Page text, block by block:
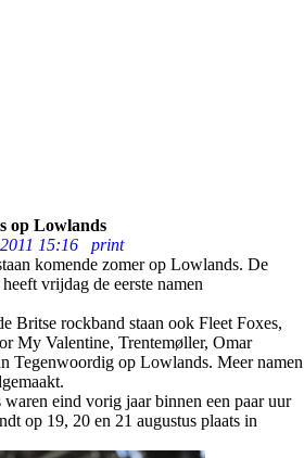
op Lowlands
15:16
print
komende zomer op Lowlands. De
vrijdag de eerste namen
Britse rockband staan ook Fleet Foxes,
My Valentine, Trentemøller, Omar
Tegenwoordig op Lowlands. Meer namen
eind vorig jaar binnen een paar uur
op 19, 20 en 21 augustus plaats in